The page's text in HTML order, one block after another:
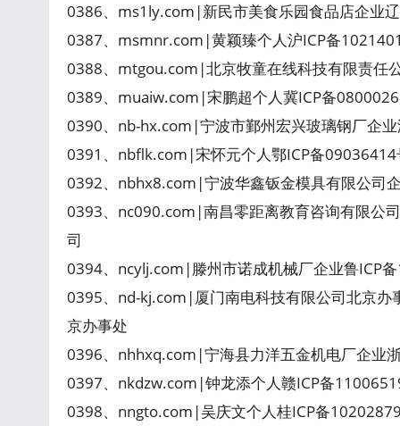
0386、ms1ly.com|新民市美食乐园食品店企业
0387、msmnr.com|黄颖臻个人沪ICP备
0388、mtgou.com|北京牧童在线科技有限责任
0389、muaiw.com|宋鹏超个人冀ICP备
0390、nb-hx.com|宁波市鄞州宏兴玻璃钢厂企
0391、nbflk.com|宋怀元个人鄂ICP备09036414
0392、nbhx8.com|宁波华鑫钣金模具有限公司
0393、nc090.com|南昌零距离教育咨询有限公
司
0394、ncylj.com|滕州市诺成机械厂企业鲁ICP
0395、nd-kj.com|厦门南电科技有限公司北京办
京办事处
0396、nhhxq.com|宁海县力洋五金机电厂企业
0397、nkdzw.com|钟龙添个人赣ICP备
0398、nngto.com|吴庆文个人桂ICP备